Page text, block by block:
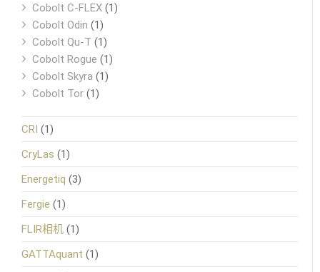
Cobolt C-FLEX (1)
Cobolt Odin (1)
Cobolt Qu-T (1)
Cobolt Rogue (1)
Cobolt Skyra (1)
Cobolt Tor (1)
CRI (1)
CryLas (1)
Energetiq (3)
Fergie (1)
FLIR相机 (1)
GATTAquant (1)